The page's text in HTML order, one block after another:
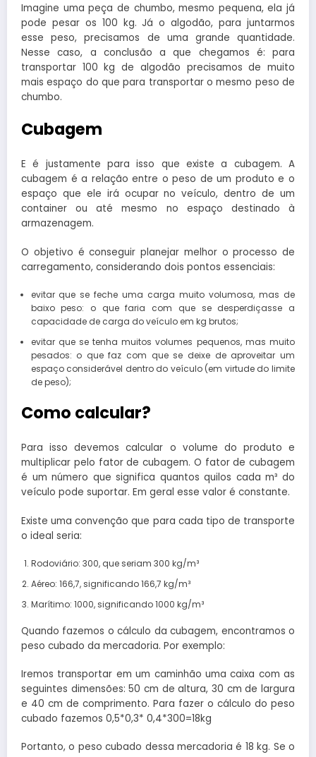
Imagine uma peça de chumbo, mesmo pequena, ela já
pode pesar os 100 kg. Já o algodão, para juntarmos
esse peso, precisamos de uma grande quantidade.
Nesse caso, a conclusão a que chegamos é: para
transportar 100 kg de algodão precisamos de muito
mais espaço do que para transportar o mesmo peso de
chumbo.
Cubagem
E é justamente para isso que existe a cubagem. A
cubagem é a relação entre o peso de um produto e o
espaço que ele irá ocupar no veículo, dentro de um
container ou até mesmo no espaço destinado à
armazenagem.
O objetivo é conseguir planejar melhor o processo de
carregamento, considerando dois pontos essenciais:
evitar que se feche uma carga muito volumosa, mas de
baixo peso: o que faria com que se desperdiçasse a
capacidade de carga do veículo em kg brutos;
evitar que se tenha muitos volumes pequenos, mas muito
pesados: o que faz com que se deixe de aproveitar um
espaço considerável dentro do veículo (em virtude do limite
de peso);
Como calcular?
Para isso devemos calcular o volume do produto e
multiplicar pelo fator de cubagem. O fator de cubagem
é um número que significa quantos quilos cada m³ do
veículo pode suportar. Em geral esse valor é constante.
Existe uma convenção que para cada tipo de transporte
o ideal seria:
Rodoviário: 300, que seriam 300 kg/m³
Aéreo: 166,7, significando 166,7 kg/m³
Marítimo: 1000, significando 1000 kg/m³
Quando fazemos o cálculo da cubagem, encontramos o
peso cubado da mercadoria. Por exemplo:
Iremos transportar em um caminhão uma caixa com as
seguintes dimensões: 50 cm de altura, 30 cm de largura
e 40 cm de comprimento. Para fazer o cálculo do peso
cubado fazemos 0,5*0,3* 0,4*300=18kg
Portanto, o peso cubado dessa mercadoria é 18 kg. Se o